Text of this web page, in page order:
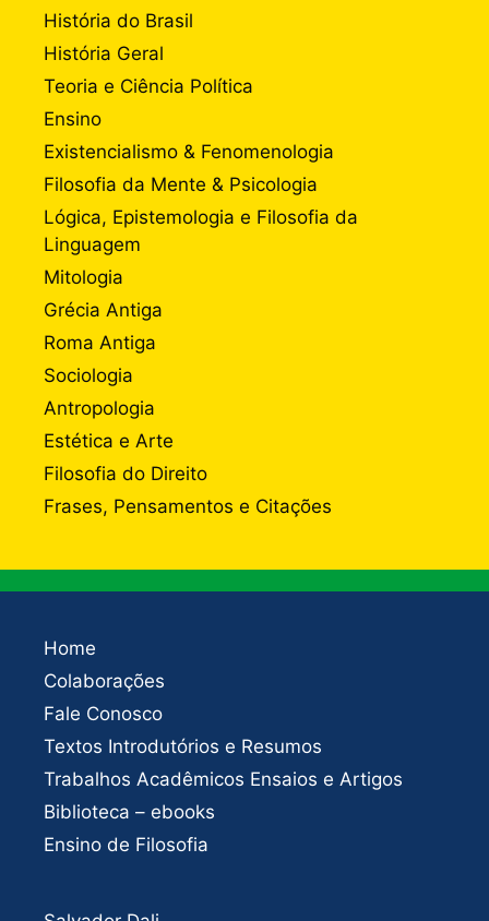
História do Brasil
História Geral
Teoria e Ciência Política
Ensino
Existencialismo & Fenomenologia
Filosofia da Mente & Psicologia
Lógica, Epistemologia e Filosofia da
Linguagem
Mitologia
Grécia Antiga
Roma Antiga
Sociologia
Antropologia
Estética e Arte
Filosofia do Direito
Frases, Pensamentos e Citações
Home
Colaborações
Fale Conosco
Textos Introdutórios e Resumos
Trabalhos Acadêmicos Ensaios e Artigos
Biblioteca – ebooks
Ensino de Filosofia